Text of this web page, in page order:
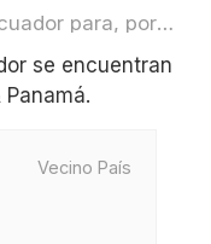
¿Qué países están cerca de Ecuador para, por ejemplo, viajar o volar?
se encuentran
Vecino País